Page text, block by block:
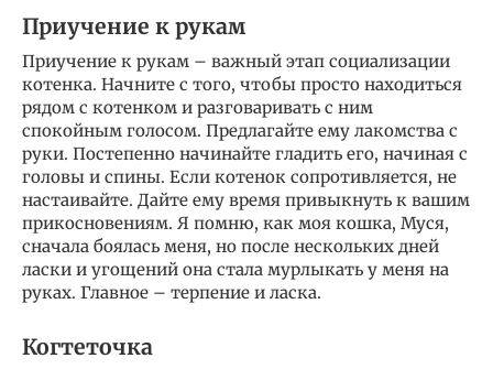
Приучение к рукам
Приучение к рукам – важный этап социализации
котенка. Начните с того, чтобы просто находиться
рядом с котенком и разговаривать с ним
спокойным голосом. Предлагайте ему лакомства с
руки. Постепенно начинайте гладить его, начиная с
головы и спины. Если котенок сопротивляется, не
настаивайте. Дайте ему время привыкнуть к вашим
прикосновениям. Я помню, как моя кошка, Муся,
сначала боялась меня, но после нескольких дней
ласки и угощений она стала мурлыкать у меня на
руках. Главное – терпение и ласка.
Когтеточка